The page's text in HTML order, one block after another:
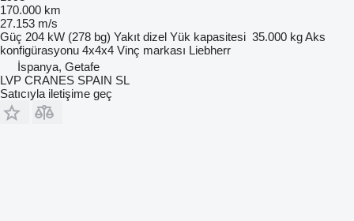
170.000 km
27.153 m/s
Güç 204 kW (278 bg) Yakıt dizel Yük kapasitesi 35.000 kgAks
konfigürasyonu 4x4x4 Vinç markası Liebherr
İspanya, Getafe
LVP CRANES SPAIN SL
Satıcıyla iletişime geç